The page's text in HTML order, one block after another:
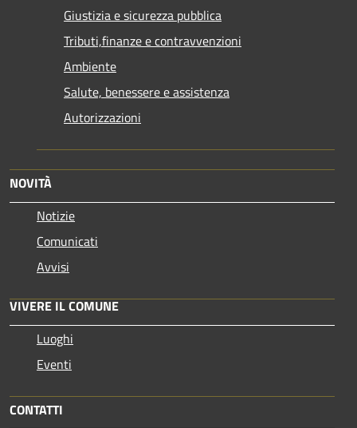
Giustizia e sicurezza pubblica
Tributi,finanze e contravvenzioni
Ambiente
Salute, benessere e assistenza
Autorizzazioni
NOVITÀ
Notizie
Comunicati
Avvisi
VIVERE IL COMUNE
Luoghi
Eventi
CONTATTI